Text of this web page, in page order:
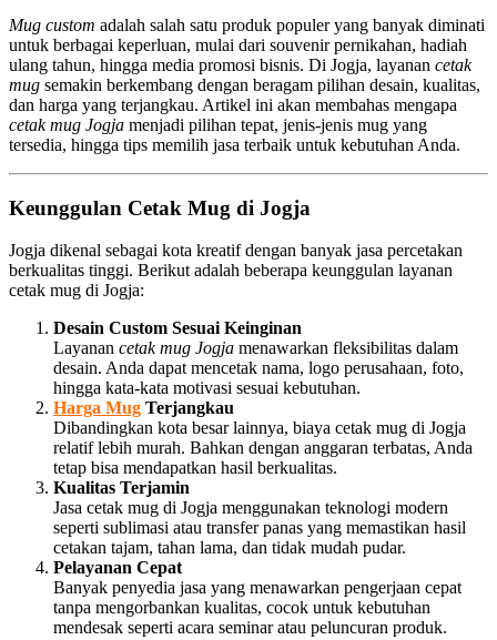
Mug custom adalah salah satu produk populer yang banyak diminati
untuk berbagai keperluan, mulai dari souvenir pernikahan, hadiah
ulang tahun, hingga media promosi bisnis. Di Jogja, layanan cetak
mug semakin berkembang dengan beragam pilihan desain, kualitas,
dan harga yang terjangkau. Artikel ini akan membahas mengapa
cetak mug Jogja menjadi pilihan tepat, jenis-jenis mug yang
tersedia, hingga tips memilih jasa terbaik untuk kebutuhan Anda.
Keunggulan Cetak Mug di Jogja
Jogja dikenal sebagai kota kreatif dengan banyak jasa percetakan
berkualitas tinggi. Berikut adalah beberapa keunggulan layanan
cetak mug di Jogja:
Desain Custom Sesuai Keinginan
Layanan cetak mug Jogja menawarkan fleksibilitas dalam
desain. Anda dapat mencetak nama, logo perusahaan, foto,
hingga kata-kata motivasi sesuai kebutuhan.
Harga Mug Terjangkau
Dibandingkan kota besar lainnya, biaya cetak mug di Jogja
relatif lebih murah. Bahkan dengan anggaran terbatas, Anda
tetap bisa mendapatkan hasil berkualitas.
Kualitas Terjamin
Jasa cetak mug di Jogja menggunakan teknologi modern
seperti sublimasi atau transfer panas yang memastikan hasil
cetakan tajam, tahan lama, dan tidak mudah pudar.
Pelayanan Cepat
Banyak penyedia jasa yang menawarkan pengerjaan cepat
tanpa mengorbankan kualitas, cocok untuk kebutuhan
mendesak seperti acara seminar atau peluncuran produk.